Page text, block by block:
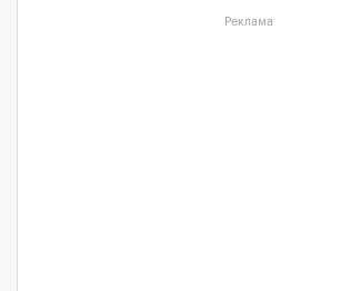
Реклама